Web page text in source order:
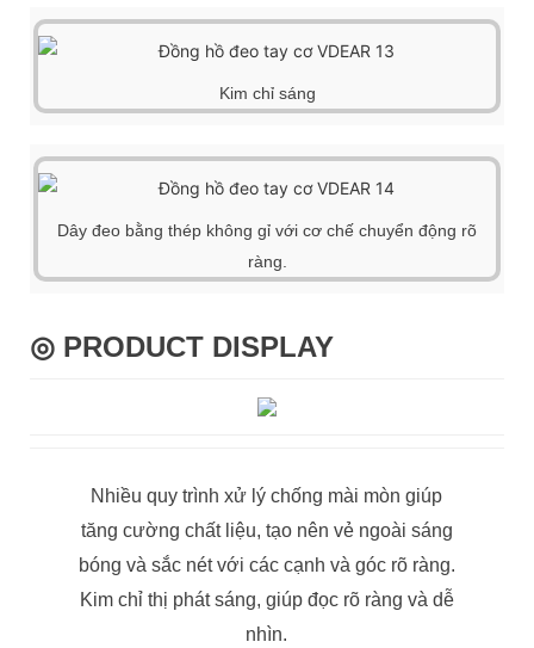
Kim chỉ sáng
Dây đeo bằng thép không gỉ với cơ chế chuyển động rõ
ràng.
◎ PRODUCT DISPLAY
Nhiều quy trình xử lý chống mài mòn giúp
tăng cường chất liệu, tạo nên vẻ ngoài sáng
bóng và sắc nét với các cạnh và góc rõ ràng.
Kim chỉ thị phát sáng, giúp đọc rõ ràng và dễ
nhìn.